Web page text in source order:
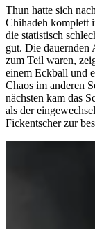
Thun hatte sich
Chihadeh komplett
die statistisch
gut. Die dauernden
zum Teil waren,
einem Eckball und
Chaos im anderen
nächsten kam das
als der
Fickentscher zur